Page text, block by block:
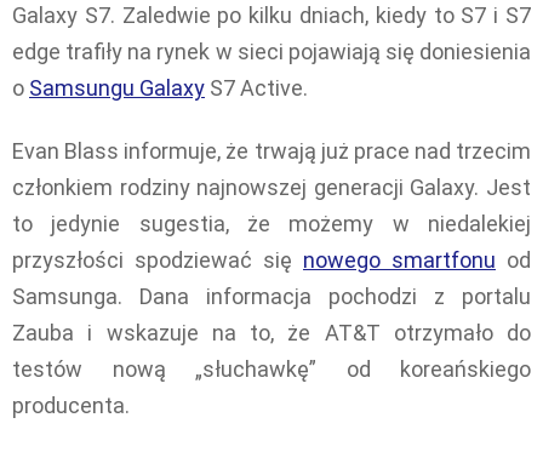
Galaxy S7. Zaledwie po kilku dniach, kiedy to S7 i S7
edge trafiły na rynek w sieci pojawiają się doniesienia
o Samsungu Galaxy S7 Active.
Evan Blass informuje, że trwają już prace nad trzecim
członkiem rodziny najnowszej generacji Galaxy. Jest
to jedynie sugestia, że możemy w niedalekiej
przyszłości spodziewać się nowego smartfonu od
Samsunga. Dana informacja pochodzi z portalu
Zauba i wskazuje na to, że AT&T otrzymało do
testów nową „słuchawkę” od koreańskiego
producenta.